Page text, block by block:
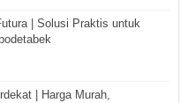
| Solusi Praktis untuk
| Harga Murah,